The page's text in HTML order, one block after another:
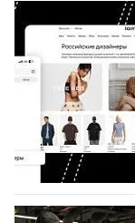
BALLINA
Shoes
Компания
Co., Ltd.,
Гуанчжоу,
объединяющей
07.08.2026 275
На